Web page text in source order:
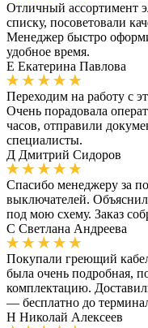
Отличный ассортимент
списку, посоветовали
Менеджер быстро
удобное время.
Е Екатерина Павлова
Переходим на работу с
Очень порадовала
часов, отправили
специалисты.
Д Дмитрий Сидоров
Спасибо менеджеру за
выключателей.
под мою схему. Заказ
С Светлана Андреева
Покупали греющий
была очень подробная,
комплектацию.
— бесплатно до
Н Николай Алексеев